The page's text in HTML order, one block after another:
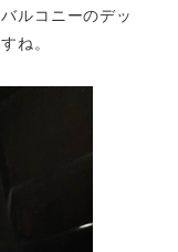
ルコニーのデッ
ね。